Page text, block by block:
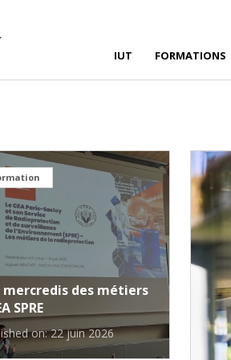
IUT FORMATIONS
mercredis des métiers
SPRE
on: 22 juin 2026